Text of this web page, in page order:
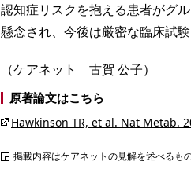
認知症リスクを抱える患者がグ
懸念され、今後は厳密な臨床試
（ケアネット 古賀 公子）
原著論文はこちら
Hawkinson TR, et al. Nat Metab.
掲載内容はケアネットの見解を述べるも